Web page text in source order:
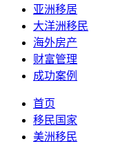
亚洲移居
大洋洲移民
海外房产
财富管理
成功案例
首页
移民国家
美洲移民